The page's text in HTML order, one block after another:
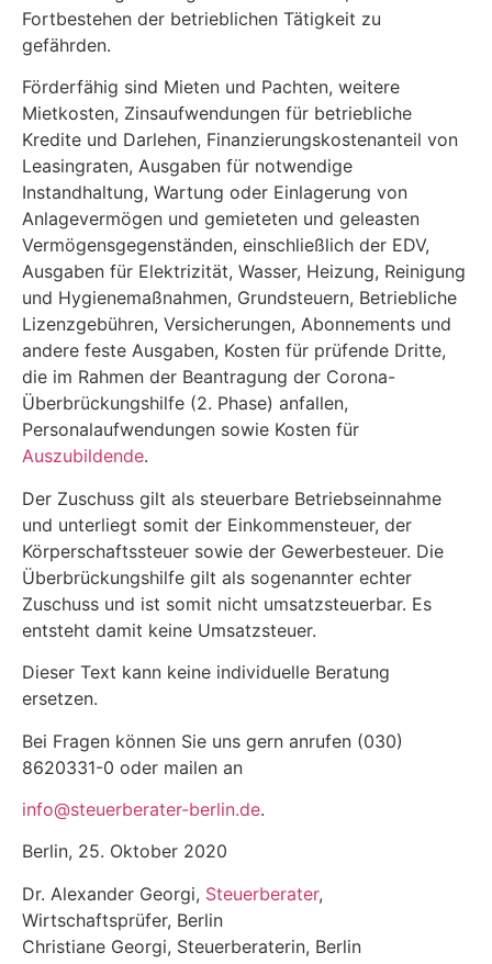
Fortbestehen der betrieblichen Tätigkeit zu
gefährden.
Förderfähig sind Mieten und Pachten, weitere
Mietkosten, Zinsaufwendungen für betriebliche
Kredite und Darlehen, Finanzierungskostenanteil von
Leasingraten, Ausgaben für notwendige
Instandhaltung, Wartung oder Einlagerung von
Anlagevermögen und gemieteten und geleasten
Vermögensgegenständen, einschließlich der EDV,
Ausgaben für Elektrizität, Wasser, Heizung, Reinigung
und Hygienemaßnahmen, Grundsteuern, Betriebliche
Lizenzgebühren, Versicherungen, Abonnements und
andere feste Ausgaben, Kosten für prüfende Dritte,
die im Rahmen der Beantragung der Corona-
Überbrückungshilfe (2. Phase) anfallen,
Personalaufwendungen sowie Kosten für
Auszubildende.
Der Zuschuss gilt als steuerbare Betriebseinnahme
und unterliegt somit der Einkommensteuer, der
Körperschaftssteuer sowie der Gewerbesteuer. Die
Überbrückungshilfe gilt als sogenannter echter
Zuschuss und ist somit nicht umsatzsteuerbar. Es
entsteht damit keine Umsatzsteuer.
Dieser Text kann keine individuelle Beratung
ersetzen.
Bei Fragen können Sie uns gern anrufen (030)
8620331-0 oder mailen an
info@steuerberater-berlin.de.
Berlin, 25. Oktober 2020
Dr. Alexander Georgi, Steuerberater,
Wirtschaftsprüfer, Berlin
Christiane Georgi, Steuerberaterin, Berlin